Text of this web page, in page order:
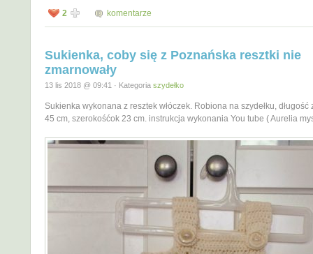
2 komentarze
Sukienka, coby się z Poznańska resztki nie
zmarnowały
13 lis 2018 @ 09:41 · Kategoria szydełko
Sukienka wykonana z resztek włóczek. Robiona na szydełku, długość
45 cm, szerokośćok 23 cm. instrukcja wykonania You tube ( Aurelia